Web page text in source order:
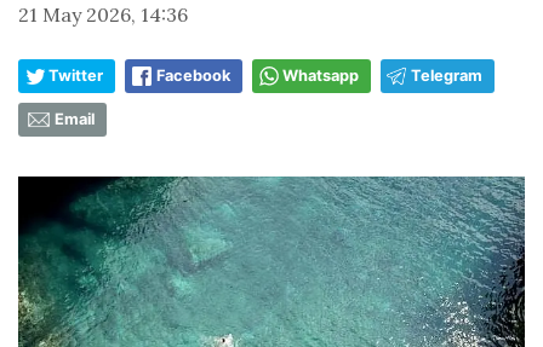
21 May 2026, 14:36
Twitter Facebook Whatsapp Telegram
Email